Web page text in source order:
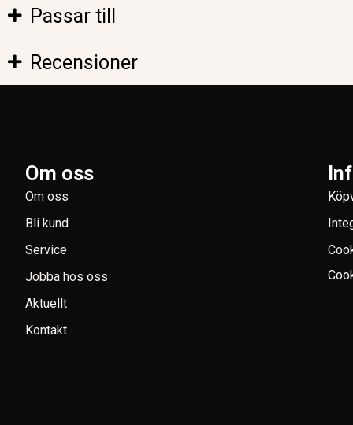
Passar till
Recensioner
Om oss
Om oss
Bli kund
Service
Jobba hos oss
Aktuellt
Kontakt